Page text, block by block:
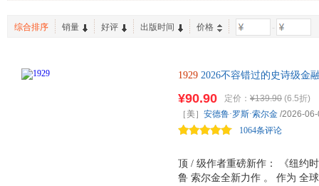
上海人民出版社
中信出版社
上海社会科学院出版社
江西教育出版社
暨南大
经济科学出版社
杭州出版社
安徽师范大学出版社
学苑出
商务印书馆国际有限公司
学习出
萨缪尔·贝克特
佚名
吴华
吴学昭
陈晨
张喆
金波 黄煌
综合排序 销量 好评 出版时间 价格 -
1929 2026不容错过的史诗级金
韦股东大会重磅推荐图书 知名
顶 / 级作者重磅新作： 《纽约
鲁 索尔金全新力作 。 作为 全
¥90.90 定价： ¥139.90 (6.5折)
1064条评论
［美］ 安德鲁·罗斯·索尔金 /2026-